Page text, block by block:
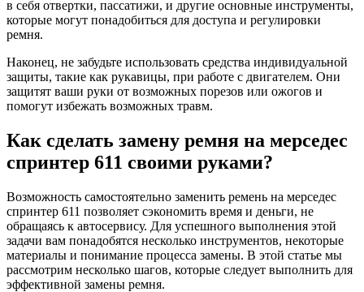
в себя отвертки, пассатижи, и другие основные инструменты,
которые могут понадобиться для доступа и регулировки
ремня.
Наконец, не забудьте использовать средства индивидуальной
защиты, такие как рукавицы, при работе с двигателем. Они
защитят ваши руки от возможных порезов или ожогов и
помогут избежать возможных травм.
Как сделать замену ремня на мерседес
спринтер 611 своими руками?
Возможность самостоятельно заменить ремень на мерседес
спринтер 611 позволяет сэкономить время и деньги, не
обращаясь к автосервису. Для успешного выполнения этой
задачи вам понадобятся несколько инструментов, некоторые
материалы и понимание процесса замены. В этой статье мы
рассмотрим несколько шагов, которые следует выполнить для
эффективной замены ремня.